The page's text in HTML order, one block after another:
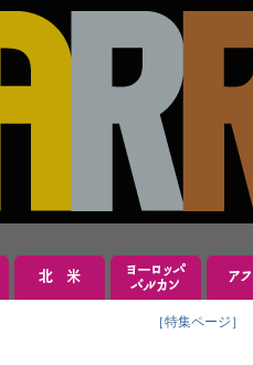
［特集ページ］